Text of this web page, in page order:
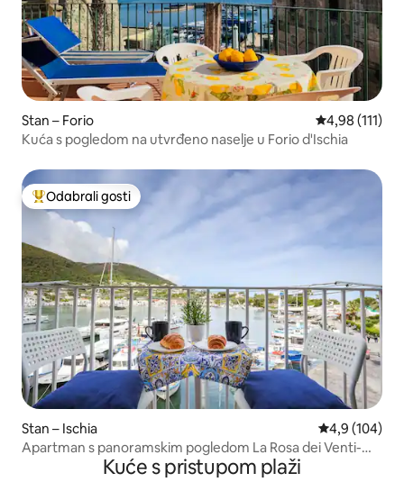
Stan – Forio Prosječna
4,98 (111)
Kuća s pogledom na utvrđeno naselje u Forio d'Ischia
Među najviše rangiranima s oznakom „Odabrali gosti”
Odabrali gosti
Stan – Ischia Prosječna
4,9 (104)
Apartman s panoramskim pogledom La Rosa dei Venti-
Kuće s pristupom plaži